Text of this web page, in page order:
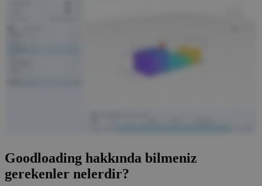
Goodloading hakkında bilmeniz
gerekenler nelerdir?